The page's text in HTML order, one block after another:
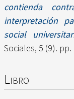
contienda
interpretación
social
Sociales, 5 (9). pp.
Libro